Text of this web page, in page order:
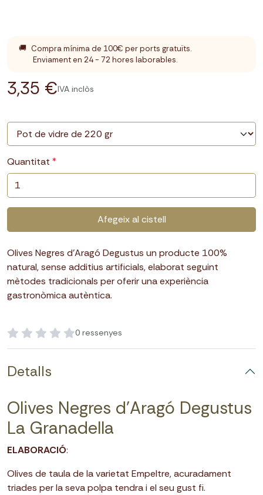
🚚 Compra mínima de 100€ per ports gratuïts.
Enviament en 24 - 72 hores laborables.
3,35 €IVA inclòs
Quantitat
Afegeix al cistell
Olives Negres d’Aragó Degustus un producte 100%
natural, sense additius artificials, elaborat seguint
mètodes tradicionals per oferir una experiència
gastronòmica autèntica.
0 ressenyes
Detalls
Olives Negres d'Aragó Degustus
La Granadella
ELABORACIÓ:
Olives de taula de la varietat Empeltre, acuradament
triades per la seva polpa tendra i el seu gust fi.